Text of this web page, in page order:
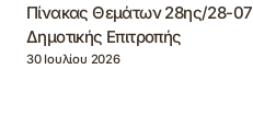
Πίνακας Θεμάτων 28ης/28-
Δημοτικής Επιτροπής
30 Ιουλίου 2026